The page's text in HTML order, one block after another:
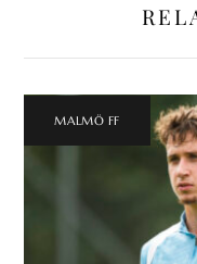
MALMÖ FF